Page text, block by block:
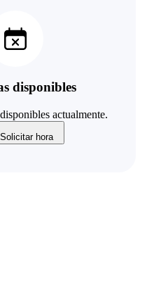
disponibles
actualmente.
Solicitar hora